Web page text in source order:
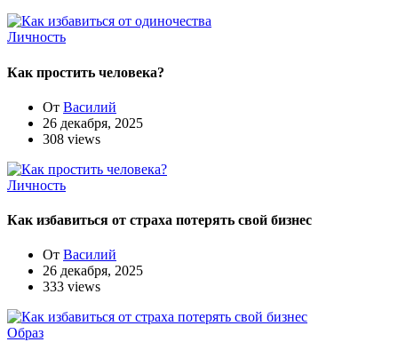
Личность
Как простить человека?
От Василий
26 декабря, 2025
308 views
Личность
Как избавиться от страха потерять свой бизнес
От Василий
26 декабря, 2025
333 views
Образ